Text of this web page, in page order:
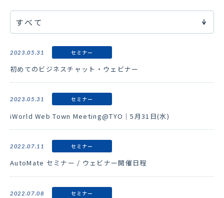
ニュース
イベント・セミナー
資料ダウンロード
2023.05.31 セミナー
初めてのビジネスチャット・ウェビナー
2023.05.31 セミナー
iWorld Web Town Meeting@TYO｜5月31日(水)
2022.07.11 セミナー
AutoMate セミナー / ウェビナー開催日程
2022.07.08 セミナー